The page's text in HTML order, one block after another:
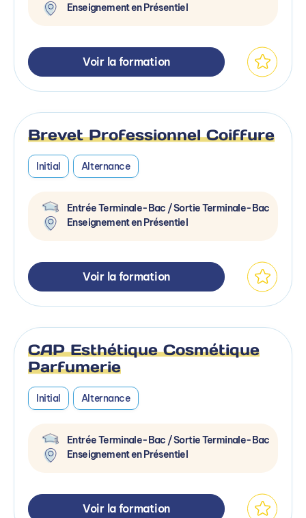
Enseignement en Présentiel
Voir la formation
Brevet Professionnel Coiffure
Initial Alternance
Entrée Terminale-Bac / Sortie Terminale-Bac
Enseignement en Présentiel
Voir la formation
CAP Esthétique Cosmétique
Parfumerie
Initial Alternance
Entrée Terminale-Bac / Sortie Terminale-Bac
Enseignement en Présentiel
Voir la formation